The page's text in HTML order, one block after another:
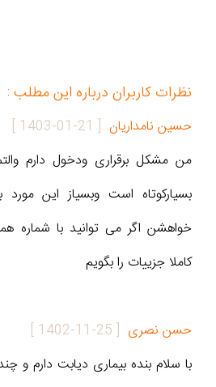
نظرات کاربران درباره این مطلب :
حسین نامداریان [
1403-01-21
]
من مشکل برقراری ودخول دارم
بسیارکوتاه است وبسیاز این
خواهشن اگر می توانید با شماره
کاملا جزییات را بگویم
حسن نصری [
1402-11-25
]
با سلام بنده بیماری دیابت دارم و